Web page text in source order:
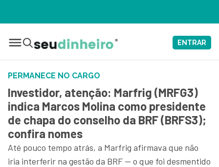
ENTRAR
PERMANECE NO CARGO
Investidor, atenção: Marfrig (MRFG3)
indica Marcos Molina como presidente
de chapa do conselho da BRF (BRFS3);
confira nomes
Até pouco tempo atrás, a Marfrig afirmava que não
iria interferir na gestão da BRF — o que foi desmentido